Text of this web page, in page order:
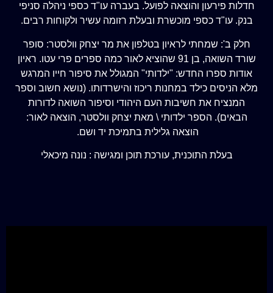
חדלות פירעון והוצאה לפועל. בעברה עו"ד כספי ניהלה סניפי
בנק. עו"ד כספי מוכשרת ובעלת רזומה עשיר ולקוחות רבים.
חלק ב': שמחתי לראיון בטלפון את מר יצחק וולסטר: סופר
שורד השואה, בן 91 שהוציא לאור כמה ספרים פרי עטו. ראיון
אודות ספרו החדש: "ילדותי" המגולל את סיפור חייו המרגש
מלא הניסים כילד במחנות ריכוז והישרדותו. (נושא חשוב וספר
המנציח את חשיבות העם היהודי וסיפור השואה לדורות
הבאים). הספר ילדותי \ מאת יצחק וולסטר, הוצאה לאור:
הוצאה גלילית בתמיכת יד ושם.
בעלת התוכנית, עורכת תוכן ומגישה : נונה מיכאלי